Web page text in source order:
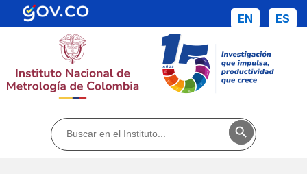
Buscar: Botón de
EN ES